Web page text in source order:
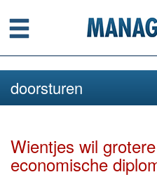
Menu
doorsturen
Wientjes wil
economische